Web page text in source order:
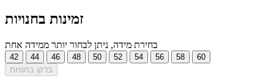
זמינות בחנויות
בחירת מידה, ניתן לבחור יותר ממידה אחת
42 44 46 48 50 52 54 56 58
60
בדקו בחנויות